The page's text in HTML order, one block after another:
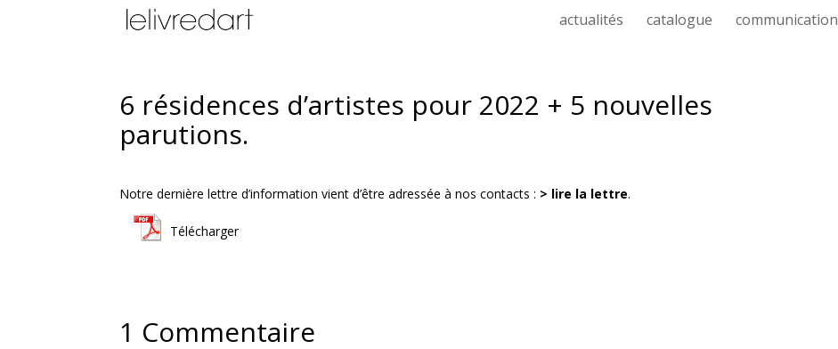
actualités catalogue communication
6 résidences d’artistes pour 2022 + 5 nouvelles
parutions.
Notre dernière lettre d’information vient d’être adressée à nos contacts : > lire la lettre.
Télécharger
1 Commentaire